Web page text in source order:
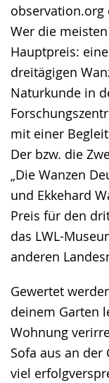
observation.org
Wer die
Hauptpreis:
dreitägigen
Naturkunde in
mit einer
Der bzw. die
„Die Wanzen
und Ekkehard
Preis für den
das LWL-
anderen
Gewertet
deinem Garten
Wohnung
Sofa aus an der
viel